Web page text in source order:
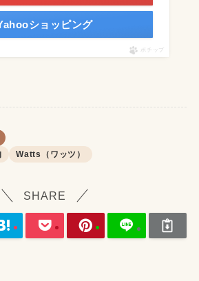
ショッピング
ポチップ
Watts（ワッツ）
SHARE